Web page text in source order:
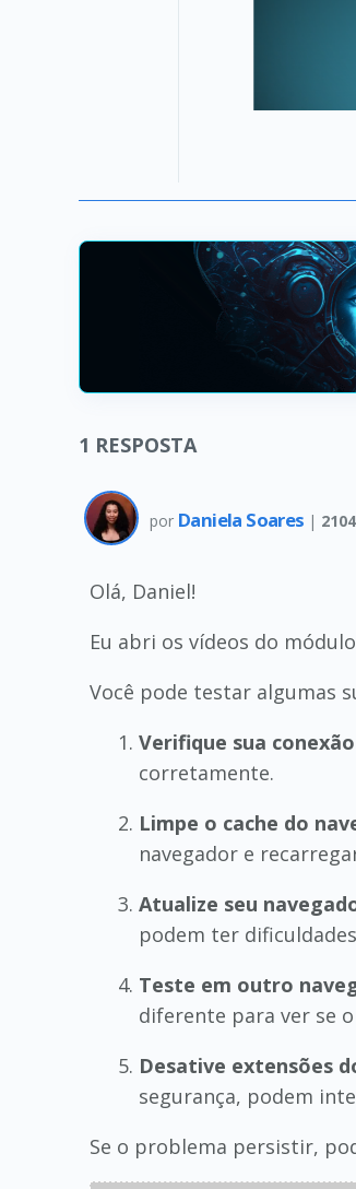
1 RESPOSTA
por Daniela Soares |
Olá, Daniel!
Eu abri os vídeos do
Você pode testar algumas
Verifique sua
corretamente.
Limpe o cache do
navegador e
Atualize seu
podem ter
Teste em outro
diferente para ver se
Desative extensões
segurança, podem
Se o problema persistir,